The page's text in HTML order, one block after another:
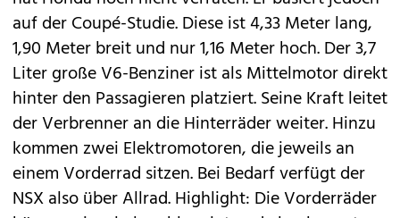
auf der Coupé-Studie. Diese ist 4,33 Meter lang,
1,90 Meter breit und nur 1,16 Meter hoch. Der 3,7
Liter große V6-Benziner ist als Mittelmotor direkt
hinter den Passagieren platziert. Seine Kraft leitet
der Verbrenner an die Hinterräder weiter. Hinzu
kommen zwei Elektromotoren, die jeweils an
einem Vorderrad sitzen. Bei Bedarf verfügt der
NSX also über Allrad. Highlight: Die Vorderräder